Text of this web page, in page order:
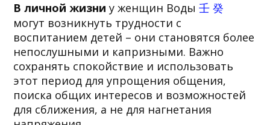
В личной жизни у женщин Воды 壬 癸
могут возникнуть трудности с
воспитанием детей – они становятся более
непослушными и капризными. Важно
сохранять спокойствие и использовать
этот период для упрощения общения,
поиска общих интересов и возможностей
для сближения, а не для нагнетания